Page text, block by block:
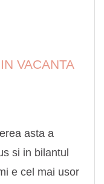
VACANTA
asta a
si in bilantul
e cel mai usor